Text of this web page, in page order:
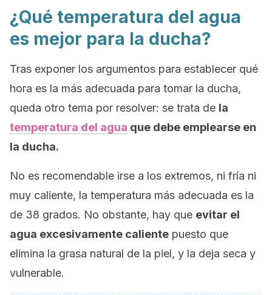
¿Qué temperatura del agua
es mejor para la ducha?
Tras exponer los argumentos para establecer qué
hora es la más adecuada para tomar la ducha,
queda otro tema por resolver: se trata de la
temperatura del agua que debe emplearse en
la ducha.
No es recomendable irse a los extremos, ni fría ni
muy caliente, la temperatura más adecuada es la
de 38 grados. No obstante, hay que evitar el
agua excesivamente caliente puesto que
elimina la grasa natural de la piel, y la deja seca y
vulnerable.